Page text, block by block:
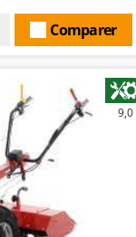
TecnoVIR
Comparer
9,0